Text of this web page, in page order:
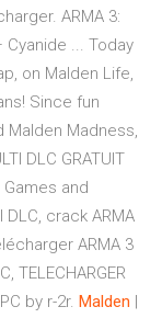
ARMA 3:
... Today
on Malden Life,
Since fun
Malden Madness,
DLC GRATUIT
and
DLC, crack ARMA
ARMA 3
TELECHARGER
by r-2r. Malden